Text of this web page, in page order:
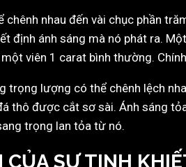
nhau đến vài chục phần
định ánh sáng mà nó phát ra.
viên 1 carat bình thường.
trọng lượng có thể chênh lệch
thô được cắt sơ sài. Ánh sáng
trọng lan tỏa từ nó.
CỦA SỰ TINH